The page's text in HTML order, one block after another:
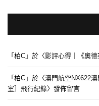
「柏C 」於〈影評心得｜《奧
「柏C 」於〈澳門航空NX622
室］飛行紀錄〉發佈留言